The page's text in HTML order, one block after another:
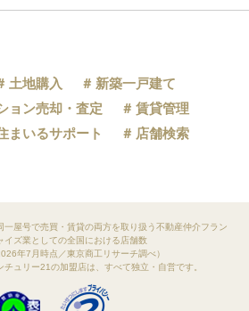
土地購入
新築一戸建て
ョン売却・査定
賃貸管理
まいるサポート
店舗検索
一屋号で売買・賃貸の両方を取り扱う不動産仲介フラン
イズ業としての全国における店舗数
年7月時点／東京商工リサーチ調べ）
チュリー21の加盟店は、すべて独立・自営です。